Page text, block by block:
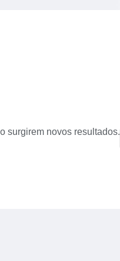
surgirem novos resultados.